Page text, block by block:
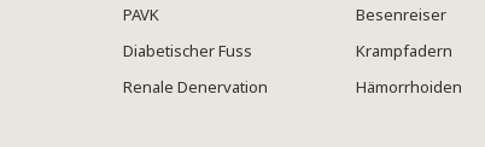
PAVK
Diabetischer Fuss
Renale Denervation
Besenreiser
Krampfadern
Hämorrhoiden